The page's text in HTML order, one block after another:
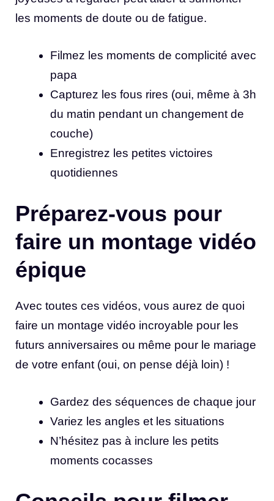
les moments de doute ou de fatigue.
Filmez les moments de complicité avec
papa
Capturez les fous rires (oui, même à 3h
du matin pendant un changement de
couche)
Enregistrez les petites victoires
quotidiennes
Préparez-vous pour
faire un montage vidéo
épique
Avec toutes ces vidéos, vous aurez de quoi
faire un montage vidéo incroyable pour les
futurs anniversaires ou même pour le mariage
de votre enfant (oui, on pense déjà loin) !
Gardez des séquences de chaque jour
Variez les angles et les situations
N’hésitez pas à inclure les petits
moments cocasses